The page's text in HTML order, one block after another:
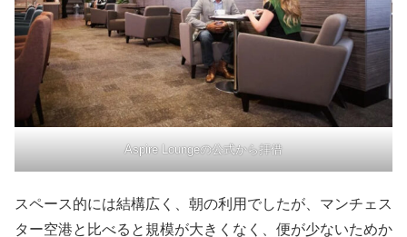
Aspire Loungeの公式から拝借
スペース的には結構広く、朝の利用でしたが、マンチェス
ター空港と比べると規模が大きくなく、便が少ないためか